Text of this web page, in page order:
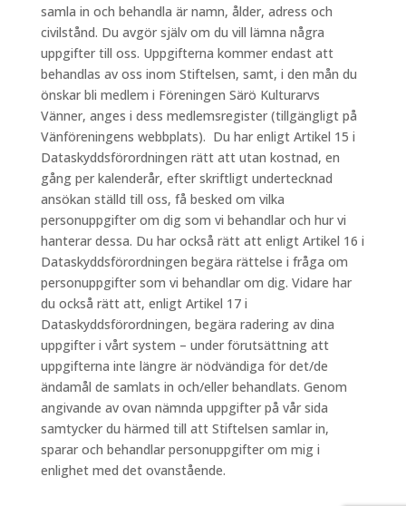
samla in och behandla är namn, ålder, adress och
civilstånd. Du avgör själv om du vill lämna några
uppgifter till oss. Uppgifterna kommer endast att
behandlas av oss inom Stiftelsen, samt, i den mån du
önskar bli medlem i Föreningen Särö Kulturarvs
Vänner, anges i dess medlemsregister (tillgängligt på
Vänföreningens webbplats). Du har enligt Artikel 15 i
Dataskyddsförordningen rätt att utan kostnad, en
gång per kalenderår, efter skriftligt undertecknad
ansökan ställd till oss, få besked om vilka
personuppgifter om dig som vi behandlar och hur vi
hanterar dessa. Du har också rätt att enligt Artikel 16 i
Dataskyddsförordningen begära rättelse i fråga om
personuppgifter som vi behandlar om dig. Vidare har
du också rätt att, enligt Artikel 17 i
Dataskyddsförordningen, begära radering av dina
uppgifter i vårt system – under förutsättning att
uppgifterna inte längre är nödvändiga för det/de
ändamål de samlats in och/eller behandlats. Genom
angivande av ovan nämnda uppgifter på vår sida
samtycker du härmed till att Stiftelsen samlar in,
sparar och behandlar personuppgifter om mig i
enlighet med det ovanstående.